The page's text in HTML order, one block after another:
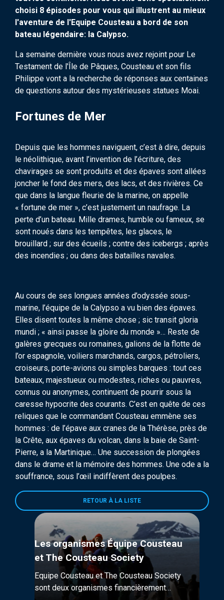
choisi 8 épisodes pour vous qui illustrent au mieux
l'aventure de l'Equipe Cousteau a bord de son
bateau légendaire: la Calypso.
La semaine dernière vous nous avez rejoint pour Le
Testament de l'Île de Pâques, Cousteau et son fils
Philippe vont a la recherche de réponses aux centaines
de questions autour des mystérieuses statues Moai.
Fortunes de Mer
Depuis que les hommes naviguent, c’est à dire, depuis
le néolithique, avant l’invention de l’écriture, des
chavirages se sont produits et des épaves sont allées
joncher le fond des mers, des lacs, et des rivières. Ce
que dans la langue fleurie de la marine, on appelle
« fortune de mer », c’est justement un naufrage. La
perte d’un bateau. Mille drames, humble ou fameux, se
sont noués dans les tempêtes, les glaces, le
brouillard ; sur des écueils ; contre des icebergs ; après
des incendies ; ou dans des batailles navales.
Au cours de ses longues années d’odyssée sous-
marine, l’équipe de la Calypso a vu bien des épaves.
Elles disent toutes la même chose ; sic transit gloria
mundi ; « ainsi passe la gloire du monde »… Reste de
galères grecques ou romaines, galions de la flotte de
l’or espagnole, voiliers marchands, cargos, pétroliers,
croiseurs, porte-avions ou simples barques : tout ces
bateaux, majestueux ou modestes, riches ou pauvres,
connus ou anonymes, continuent de pourrir sous la
caresse hypocrite des courants. C’est en quête de ces
reliques que le commandant Cousteau emmène ses
hommes : de l’épave aux cranes de la Thérèse, près de
la Crête, aux épaves du volcan, dans la baie de Saint-
Pierre, a la Martinique… Une succession de plongées
dans le drame et la mémoire des hommes. Une ode a la
souffrance, sous l’œil indiffèrent des poulpes.
RETOUR À LA LISTE
Les organismes Équipe Cousteau
et The Cousteau Society
Equipe Cousteau et The Cousteau Society
sont deux organismes financièrement